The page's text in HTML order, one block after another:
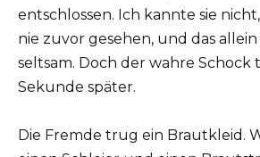
entschlossen. Ich kannte sie
nie zuvor gesehen, und das
seltsam. Doch der wahre Schock
Sekunde später.
Die Fremde trug ein Brautkleid.